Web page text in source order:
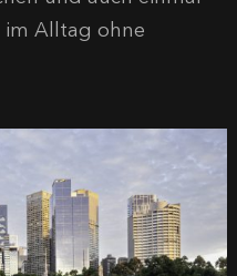
im Alltag ohne